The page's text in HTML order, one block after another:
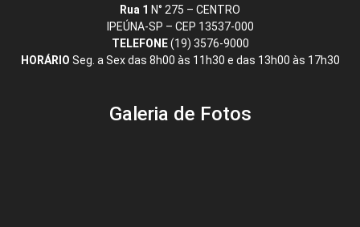
Rua 1 N° 275 – CENTRO
IPEÚNA-SP – CEP 13537-000
TELEFONE(19) 3576-9000
HORÁRIO Seg. a Sex das 8h00 às 11h30 e das 13h00 às 17h30
Galeria de Fotos